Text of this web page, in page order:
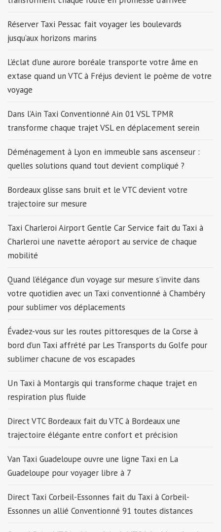
Réserver Taxi Pessac fait voyager les boulevards
jusqu’aux horizons marins
L’éclat d’une aurore boréale transporte votre âme en
extase quand un VTC à Fréjus devient le poème de votre
voyage
Dans l’Ain Taxi Conventionné Ain 01 VSL TPMR
transforme chaque trajet VSL en déplacement serein
Déménagement à Lyon en immeuble sans ascenseur :
quelles solutions quand tout devient compliqué ?
Bordeaux glisse sans bruit et le VTC devient votre
trajectoire sur mesure
Taxi Charleroi Airport Gentle Car Service fait du Taxi à
Charleroi une navette aéroport au service de chaque
mobilité
Quand l’élégance d’un voyage sur mesure s’invite dans
votre quotidien avec un Taxi conventionné à Chambéry
pour sublimer vos déplacements
Évadez-vous sur les routes pittoresques de la Corse à
bord d’un Taxi affrété par Les Transports du Golfe pour
sublimer chacune de vos escapades
Un Taxi à Montargis qui transforme chaque trajet en
respiration plus fluide
Direct VTC Bordeaux fait du VTC à Bordeaux une
trajectoire élégante entre confort et précision
Van Taxi Guadeloupe ouvre une ligne Taxi en La
Guadeloupe pour voyager libre à 7
Direct Taxi Corbeil-Essonnes fait du Taxi à Corbeil-
Essonnes un allié Conventionné 91 toutes distances